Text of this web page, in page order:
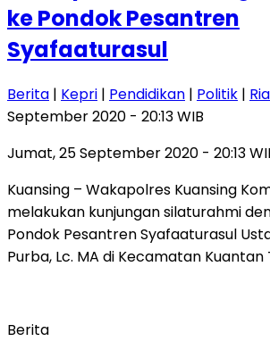
ke Pondok Pesantren
Syafaaturasul
Berita | Kepri | Pendidikan | Politik |
September 2020 - 20:13 WIB
Jumat, 25 September 2020 - 20:13
Kuansing – Wakapolres Kuansing
melakukan kunjungan silaturahmi
Pondok Pesantren Syafaaturasul
Purba, Lc. MA di Kecamatan Kuantan
Berita